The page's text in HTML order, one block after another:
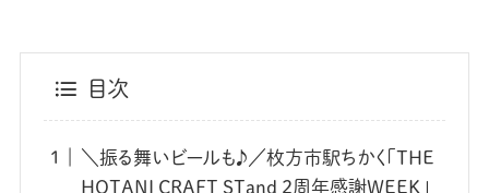
目次
＼振る舞いビールも♪／枚方市駅ちかく「THE
HOTANI CRAFT STand 2周年感謝WEEK」